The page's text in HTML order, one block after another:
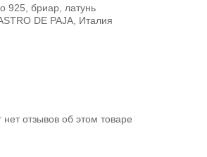
925, бриар, латунь
DE PAJA, Италия
отзывов об этом товаре